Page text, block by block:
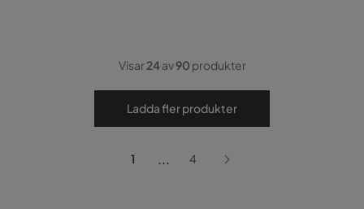
Visar24av90 produkter
Ladda fler produkter
1 ... 4